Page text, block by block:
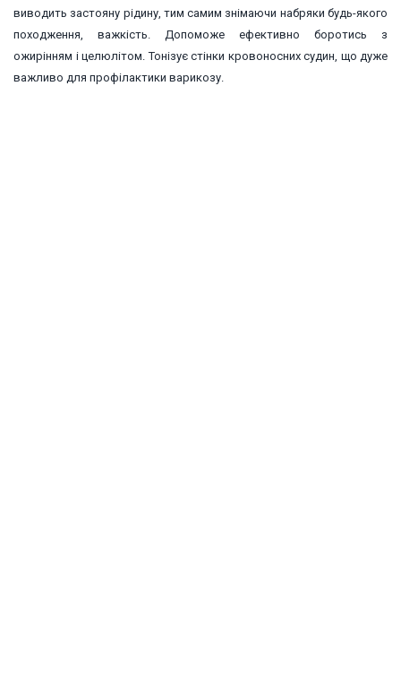
виводить застояну рідину, тим самим знімаючи набряки будь-якого
походження, важкість. Допоможе ефективно боротись з
ожирінням і целюлітом. Тонізує стінки кровоносних судин, що дуже
важливо для профілактики варикозу.